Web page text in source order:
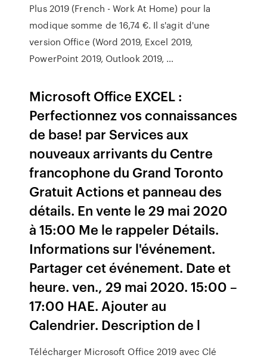
Plus 2019 (French - Work At Home) pour la
modique somme de 16,74 €. Il s'agit d'une
version Office (Word 2019, Excel 2019,
PowerPoint 2019, Outlook 2019, …
Microsoft Office EXCEL :
Perfectionnez vos connaissances
de base! par Services aux
nouveaux arrivants du Centre
francophone du Grand Toronto
Gratuit Actions et panneau des
détails. En vente le 29 mai 2020
à 15:00 Me le rappeler Détails.
Informations sur l'événement.
Partager cet événement. Date et
heure. ven., 29 mai 2020. 15:00 –
17:00 HAE. Ajouter au
Calendrier. Description de l
Télécharger Microsoft Office 2019 avec Clé